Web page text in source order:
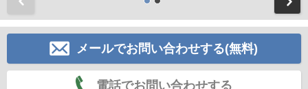
メールでお問い合わせする(無料)
電話でお問い合わせする